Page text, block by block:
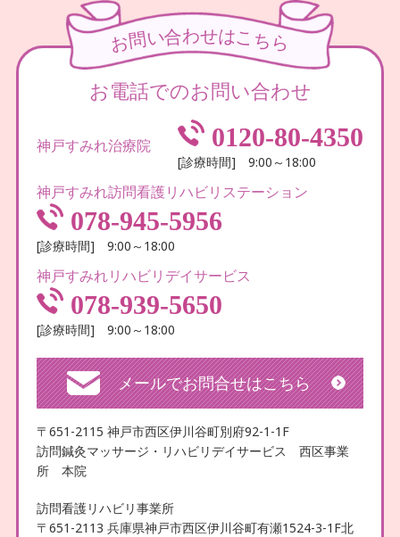
お問い合わせはこ ち ら
お電話でのお問い合わせ
神戸すみれ治療院 0120-80-4350
[診療時間] 9:00～18:00
神戸すみれ訪問看護リハビリステーション
078-945-5956
[診療時間] 9:00～18:00
神戸すみれリハビリデイサービス
078-939-5650
[診療時間] 9:00～18:00
メールでお問合せはこちら
〒651-2115 神戸市西区伊川谷町別府92-1-1F
訪問鍼灸マッサージ・リハビリデイサービス 西区事業
所 本院
訪問看護リハビリ事業所
〒651-2113 兵庫県神戸市西区伊川谷町有瀬1524-3-1F北